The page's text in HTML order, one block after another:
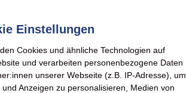
oder
Gourmet-
Cookies und ähnliche Technologien auf
und verarbeiten personenbezogene Daten
unserer Webseite (z.B. IP-Adresse), um
Anzeigen zu personalisieren, Medien von